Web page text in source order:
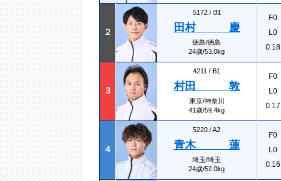
２
5172 / B1
田村 慶
徳島/徳島
24歳/53.0kg
F0
L0
0.18
３
4211 / B1
村田 敦
東京/神奈川
41歳/59.4kg
F0
L0
0.17
４
5220 /A2
青木 蓮
埼玉/埼玉
24歳/52.0kg
F0
L0
0.16